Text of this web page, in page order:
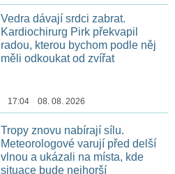
Vedra dávají srdci zabrat.
Kardiochirurg Pirk překvapil
radou, kterou bychom podle něj
měli odkoukat od zvířat
17:04 08. 08. 2026
Tropy znovu nabírají sílu.
Meteorologové varují před delší
vlnou a ukázali na místa, kde
situace bude nejhorší